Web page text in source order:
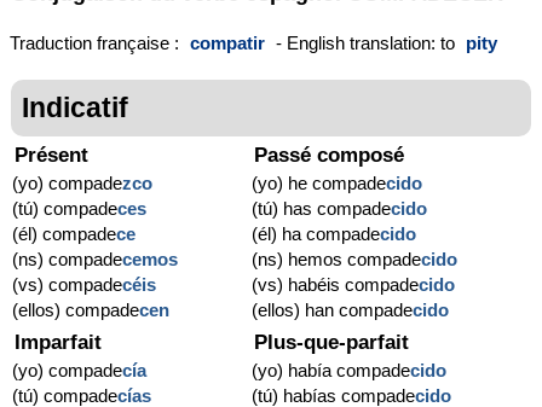
Traduction française : compatir - English translation: to pity
Indicatif
Présent
(yo) compadezco
(tú) compadeces
(él) compadece
(ns) compadecemos
(vs) compadecéis
(ellos) compadecen
Passé composé
(yo) he compadecido
(tú) has compadecido
(él) ha compadecido
(ns) hemos compadecido
(vs) habéis compadecido
(ellos) han compadecido
Imparfait
(yo) compadecía
(tú) compadecías
Plus-que-parfait
(yo) había compadecido
(tú) habías compadecido